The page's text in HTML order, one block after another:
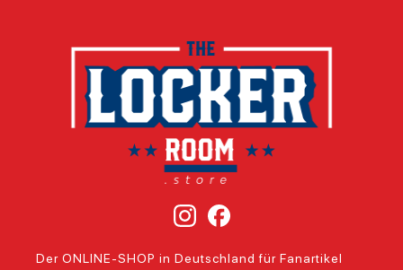
Der ONLINE-SHOP in Deutschland für Fanartikel